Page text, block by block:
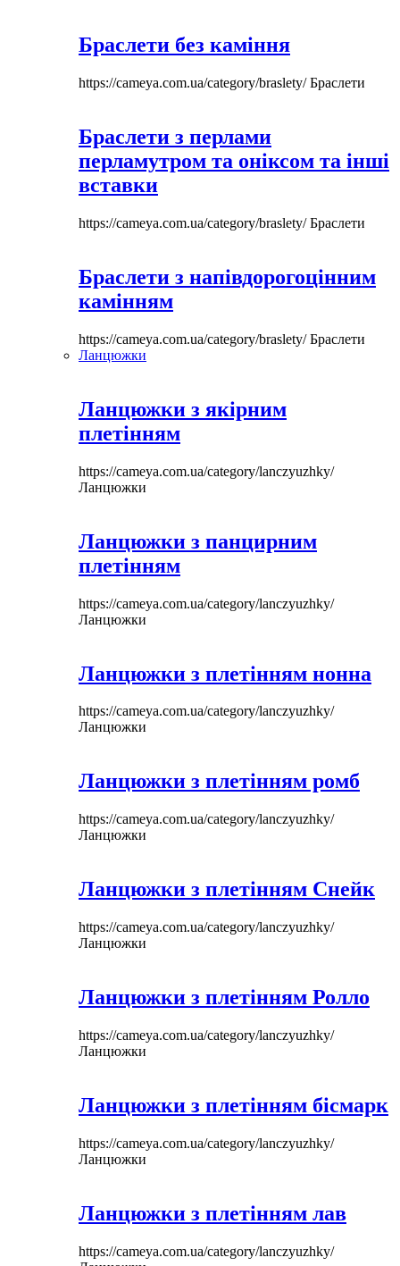
Браслети без каміння
https://cameya.com.ua/category/braslety/Браслети
Браслети з перлами
перламутром та оніксом та інші
вставки
https://cameya.com.ua/category/braslety/Браслети
Браслети з напівдорогоцінним
камінням
https://cameya.com.ua/category/braslety/Браслети
Ланцюжки
Ланцюжки з якірним
плетінням
https://cameya.com.ua/category/lanczyuzhky/
Ланцюжки
Ланцюжки з панцирним
плетінням
https://cameya.com.ua/category/lanczyuzhky/
Ланцюжки
Ланцюжки з плетінням нонна
https://cameya.com.ua/category/lanczyuzhky/
Ланцюжки
Ланцюжки з плетінням ромб
https://cameya.com.ua/category/lanczyuzhky/
Ланцюжки
Ланцюжки з плетінням Снейк
https://cameya.com.ua/category/lanczyuzhky/
Ланцюжки
Ланцюжки з плетінням Ролло
https://cameya.com.ua/category/lanczyuzhky/
Ланцюжки
Ланцюжки з плетінням бісмарк
https://cameya.com.ua/category/lanczyuzhky/
Ланцюжки
Ланцюжки з плетінням лав
https://cameya.com.ua/category/lanczyuzhky/